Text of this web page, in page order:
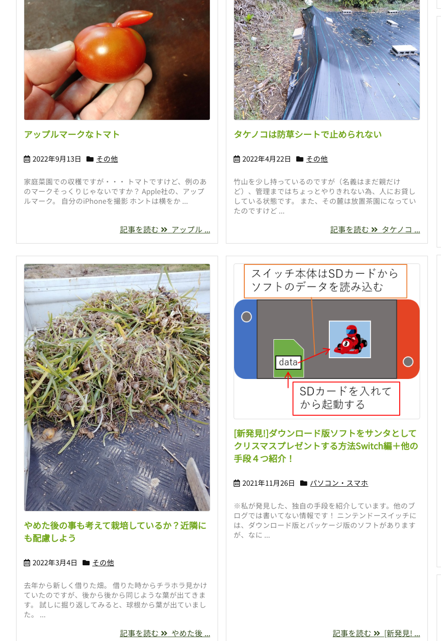
アップルマークなトマト
2022年9月13日 その他
家庭菜園での収穫ですが・・・ トマトですけど、例のあ
のマークそっくりじゃないですか？ Apple社の、アップ
ルマーク。 自分のiPhoneを撮影 ホントは横をか ...
記事を読む アップル ...
タケノコは防草シートで止められない
2022年4月22日 その他
竹山を少し持っているのですが（名義はまだ親だけ
ど）、管理まではちょっとやりきれない為、人にお貸し
している状態です。 また、その麓は放置茶園になってい
たのですけど ...
記事を読む タケノコ ...
やめた後の事も考えて栽培しているか？近隣に
も配慮しよう
2022年3月4日 その他
去年から新しく借りた畑。 借りた時からチラホラ見かけ
ていたのですが、後から後から同じような葉が出てきま
す。 試しに掘り返してみると、球根から葉が出ていまし
た。 ...
記事を読む やめた後 ...
[新発見!]ダウンロード版ソフトをサンタとして
クリスマスプレゼントする方法Switch編＋他の
手段４つ紹介！
2021年11月26日 パソコン・スマホ
※私が発見した、独自の手段を紹介しています。他のブ
ログでは書いてない情報です！ ニンテンドースイッチに
は、ダウンロード版とパッケージ版のソフトがあります
が、なに ...
記事を読む [新発見! ...